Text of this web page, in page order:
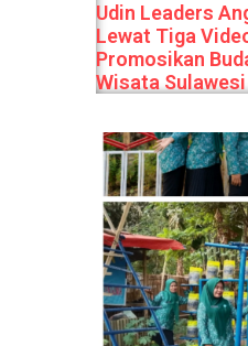
Udin Leaders
Lewat Tiga
Promosikan
Wisata